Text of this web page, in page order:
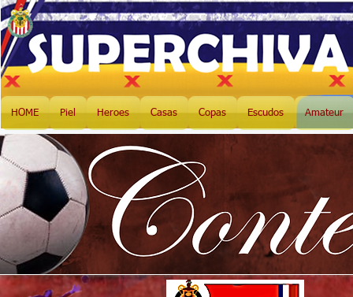
HOME Piel Heroes Casas Copas Escudos Amateur